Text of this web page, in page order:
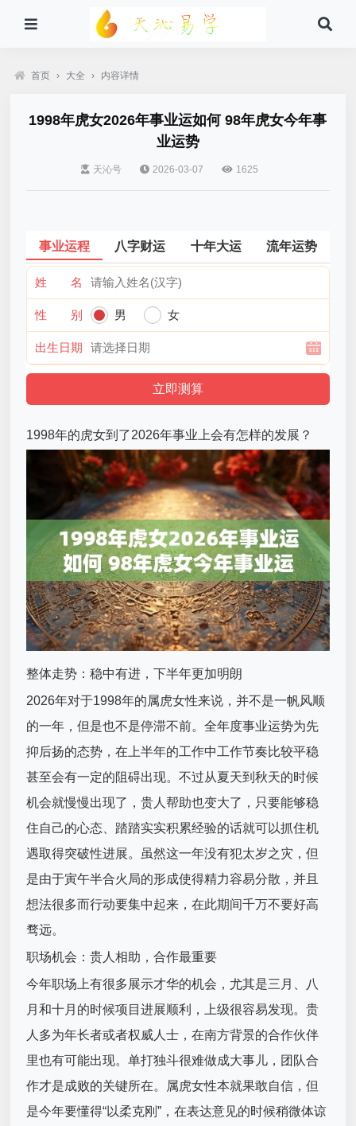
首页 › 大全 › 内容详情
1998年虎女2026年事业运如何 98年虎女今年事
业运势
天沁号 2026-03-07 1625
事业运程 八字财运 十年大运 流年运势
姓 名
性 别 男 女
出生日期
1998年的虎女到了2026年事业上会有怎样的发展？
整体走势：稳中有进，下半年更加明朗
2026年对于1998年的属虎女性来说，并不是一帆风顺
的一年，但是也不是停滞不前。全年度事业运势为先
抑后扬的态势，在上半年的工作中工作节奏比较平稳
甚至会有一定的阻碍出现。不过从夏天到秋天的时候
机会就慢慢出现了，贵人帮助也变大了，只要能够稳
住自己的心态、踏踏实实积累经验的话就可以抓住机
遇取得突破性进展。虽然这一年没有犯太岁之灾，但
是由于寅午半合火局的形成使得精力容易分散，并且
想法很多而行动要集中起来，在此期间千万不要好高
骛远。
职场机会：贵人相助，合作最重要
今年职场上有很多展示才华的机会，尤其是三月、八
月和十月的时候项目进展顺利，上级很容易发现。贵
人多为年长者或者权威人士，在南方背景的合作伙伴
里也有可能出现。单打独斗很难做成大事儿，团队合
作才是成败的关键所在。属虎女性本就果敢自信，但
是今年要懂得“以柔克刚”，在表达意见的时候稍微体谅